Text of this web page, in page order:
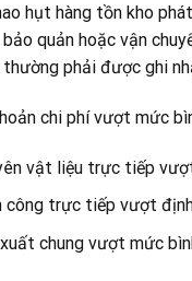
hụt hàng tồn kho
quản hoặc vận
phải được ghi
chi phí vượt mức
vật liệu trực tiếp
công trực tiếp vượt
chung vượt mức